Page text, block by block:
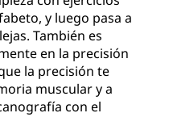
y luego pasa a
También es
en la precisión
la precisión te
muscular y a
con el